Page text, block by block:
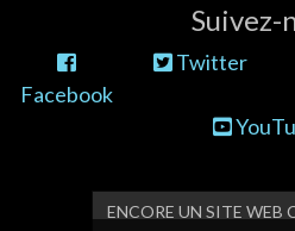
Suivez-
Facebook
Twitter
ENCORE UN SITE WEB